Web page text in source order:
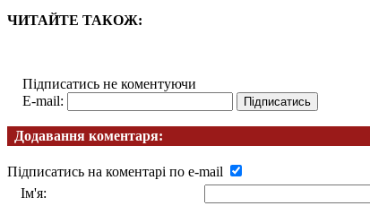
ЧИТАЙТЕ ТАКОЖ:
Підписатись не коментуючи
E-mail:
Додавання коментаря:
Підписатись на коментарі по e-mail
Ім'я: